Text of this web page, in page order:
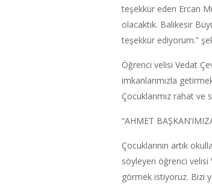
teşekkür eden Ercan
olacaktık. Balıkesir
teşekkür ediyorum.”
Öğrenci velisi Vedat
imkanlarımızla
Çocuklarımız rahat ve
“AHMET
Çocuklarının artık
söyleyen öğrenci velisi
görmek istiyoruz. Bizi